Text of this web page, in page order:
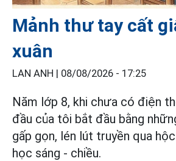
Mảnh thư tay cất
xuân
LAN ANH | 08/08/2026 - 17:25
Năm lớp 8, khi chưa có điện
đầu của tôi bắt đầu bằng
gấp gọn, lén lút truyền qua
học sáng - chiều.